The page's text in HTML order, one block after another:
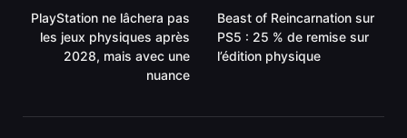
PlayStation ne lâchera pas
les jeux physiques après
2028, mais avec une
nuance
Beast of Reincarnation sur
PS5 : 25 % de remise sur
l’édition physique